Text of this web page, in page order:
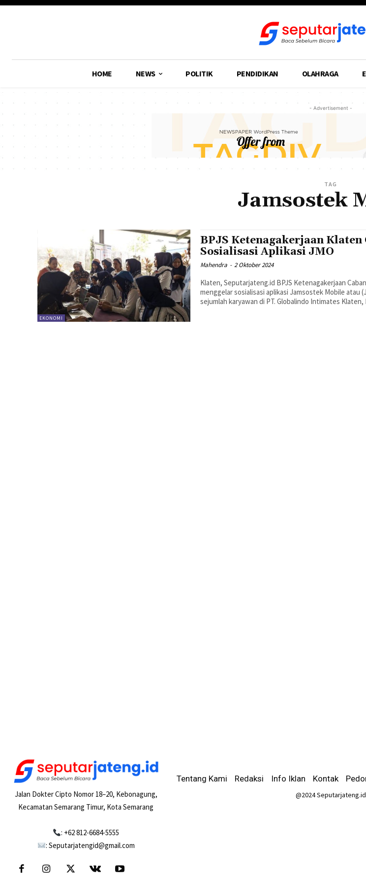
HOME NEWS POLITIK PENDIDIKAN OLAHRAGA
- Advertisement -
TAG
Jamsostek
EKONOMI
BPJS Ketenagakerjaan Klaten
Sosialisasi Aplikasi JMO
Mahendra - 2 Oktober 2024
Klaten, Seputarjateng.id BPJS Ketenagakerjaan
menggelar sosialisasi aplikasi Jamsostek Mobile atau
sejumlah karyawan di PT. Globalindo Intimates Klaten,
Jalan Dokter Cipto Nomor 18–20, Kebonagung,
Kecamatan Semarang Timur, Kota Semarang
: +62 812-6684-5555
: Seputarjatengid@gmail.com
Tentang Kami Redaksi Info Iklan Kontak
@2024 Seputarjateng.id